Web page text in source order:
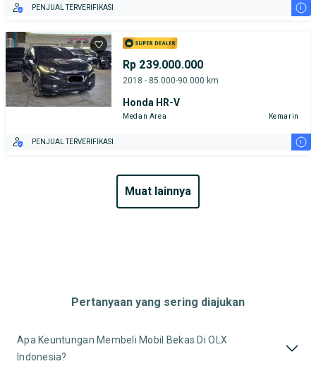
PENJUAL TERVERIFIKASI i
Rp 239.000.000
2018 - 85.000-90.000 km
Honda HR-V
Medan Area Kemarin
PENJUAL TERVERIFIKASI i
muat lainnya
Pertanyaan yang sering diajukan
Apa Keuntungan Membeli Mobil Bekas Di OLX
Indonesia?